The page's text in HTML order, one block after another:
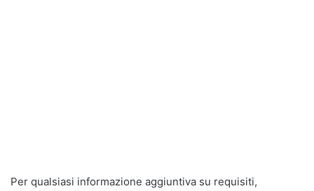
Per qualsiasi informazione aggiuntiva su requisiti,